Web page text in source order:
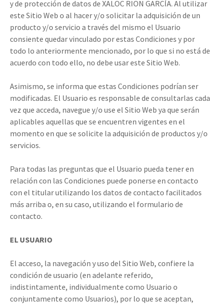
y de protección de datos de XALOC RION GARCÍA. Al utilizar
este Sitio Web o al hacer y/o solicitar la adquisición de un
producto y/o servicio a través del mismo el Usuario
consiente quedar vinculado por estas Condiciones y por
todo lo anteriormente mencionado, por lo que si no está de
acuerdo con todo ello, no debe usar este Sitio Web.
Asimismo, se informa que estas Condiciones podrían ser
modificadas. El Usuario es responsable de consultarlas cada
vez que acceda, navegue y/o use el Sitio Web ya que serán
aplicables aquellas que se encuentren vigentes en el
momento en que se solicite la adquisición de productos y/o
servicios.
Para todas las preguntas que el Usuario pueda tener en
relación con las Condiciones puede ponerse en contacto
con el titular utilizando los datos de contacto facilitados
más arriba o, en su caso, utilizando el formulario de
contacto.
EL USUARIO
El acceso, la navegación y uso del Sitio Web, confiere la
condición de usuario (en adelante referido,
indistintamente, individualmente como Usuario o
conjuntamente como Usuarios), por lo que se aceptan,